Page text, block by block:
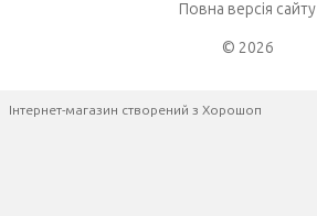
Повна версія сайту
© 2026
Інтернет-магазин створений з Хорошоп